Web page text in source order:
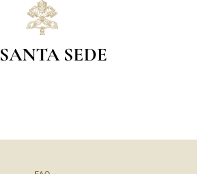
SANTA SEDE